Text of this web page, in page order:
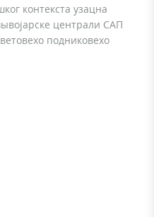
контекста узацна
централи САП
подниковехо